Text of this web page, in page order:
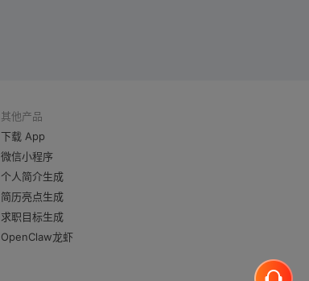
其他产品
下载 App
微信小程序
个人简介生成
简历亮点生成
求职目标生成
OpenClaw龙虾